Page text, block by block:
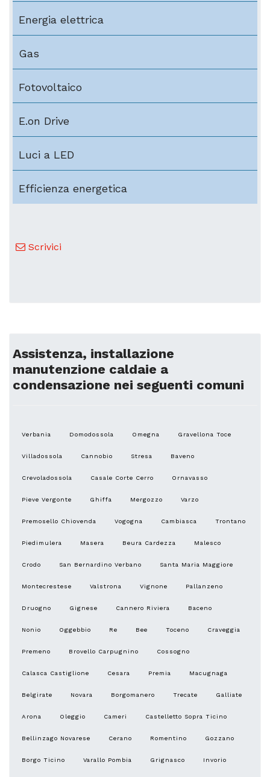
Energia elettrica
Gas
Fotovoltaico
E.on Drive
Luci a LED
Efficienza energetica
Scrivici
Assistenza, installazione
manutenzione caldaie a
condensazione nei seguenti comuni
Verbania Domodossola Omegna Gravellona Toce
Villadossola Cannobio Stresa Baveno
Crevoladossola Casale Corte Cerro Ornavasso
Pieve Vergonte Ghiffa Mergozzo Varzo
Premosello Chiovenda Vogogna Cambiasca Trontano
Piedimulera Masera Beura Cardezza Malesco
Crodo San Bernardino Verbano Santa Maria Maggiore
Montecrestese Valstrona Vignone Pallanzeno
Druogno Gignese Cannero Riviera Baceno
Nonio Oggebbio Re Bee Toceno Craveggia
Premeno Brovello Carpugnino Cossogno
Calasca Castiglione Cesara Premia Macugnaga
Belgirate Novara Borgomanero Trecate Galliate
Arona Oleggio Cameri Castelletto Sopra Ticino
Bellinzago Novarese Cerano Romentino Gozzano
Borgo Ticino Varallo Pombia Grignasco Invorio